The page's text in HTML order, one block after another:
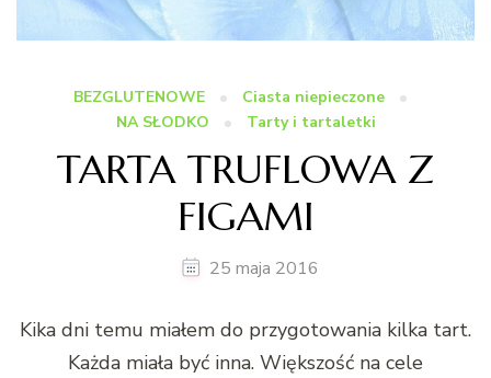
BEZGLUTENOWE
Ciasta niepieczone
NA SŁODKO
Tarty i tartaletki
TARTA TRUFLOWA Z
FIGAMI
25 maja 2016
Kika dni temu miałem do przygotowania kilka tart.
Każda miała być inna. Większość na cele